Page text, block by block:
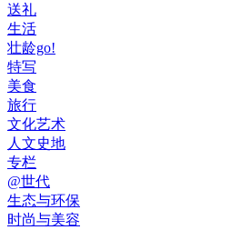
送礼
生活
壮龄go!
特写
美食
旅行
文化艺术
人文史地
专栏
@世代
生态与环保
时尚与美容